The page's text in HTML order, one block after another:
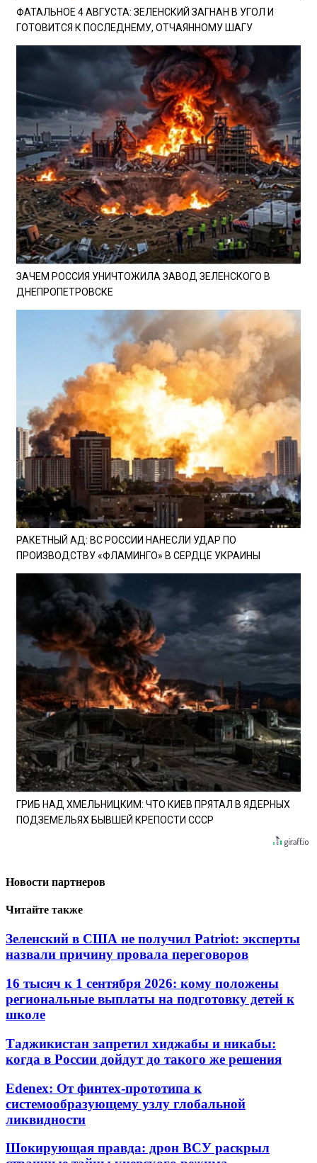
ФАТАЛЬНОЕ 4 АВГУСТА: ЗЕЛЕНСКИЙ ЗАГНАН В УГОЛ И
ГОТОВИТСЯ К ПОСЛЕДНЕМУ, ОТЧАЯННОМУ ШАГУ
ЗАЧЕМ РОССИЯ УНИЧТОЖИЛА ЗАВОД ЗЕЛЕНСКОГО В
ДНЕПРОПЕТРОВСКЕ
РАКЕТНЫЙ АД: ВС РОССИИ НАНЕСЛИ УДАР ПО
ПРОИЗВОДСТВУ «ФЛАМИНГО» В СЕРДЦЕ УКРАИНЫ
ГРИБ НАД ХМЕЛЬНИЦКИМ: ЧТО КИЕВ ПРЯТАЛ В ЯДЕРНЫХ
ПОДЗЕМЕЛЬЯХ БЫВШЕЙ КРЕПОСТИ СССР
Новости партнеров
Читайте также
Зеленский в США не получил Patriot: эксперты
назвали причину провала переговоров
16 тысяч к 1 сентября 2026: кому положены
региональные выплаты на подготовку детей к
школе
Таджикистан запретил хиджабы и никабы:
когда в России дойдут до такого же решения
Edenex: От финтех-прототипа к
системообразующему узлу глобальной
ликвидности
Шокирующая правда: дрон ВСУ раскрыл